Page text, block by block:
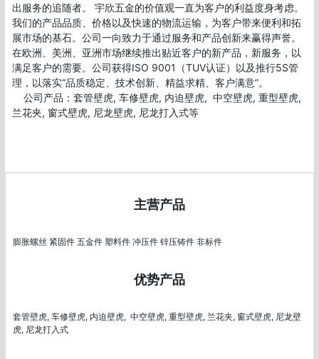
出服务的追随者。 宇欣五金的价值观一直为客户的利益度身考虑。
我们的产品品质、价格以及快速的物流运输，为客户带来便利和拓
展市场的基石。公司一向致力于通过服务和产品创新来赢得声誉。
在欧洲、美洲、亚洲市场继续推出贴近客户的新产品，新服务，以
满足客户的需要。公司获得ISO 9001（TUV认证）以及推行5S管
理，以落实“品质稳定、技术创新、精益求精、客户满意”。
兰花夹, 窗式壁虎, 尼龙壁虎, 尼龙打入式等
主营产品
膨胀螺丝 紧固件 五金件 塑料件 冲压件 锌压铸件 非标件
优势产品
套管壁虎, 车修壁虎, 内迫壁虎,  中空壁虎, 重型壁虎, 兰花夹, 窗式壁虎, 尼龙壁
虎, 尼龙打入式